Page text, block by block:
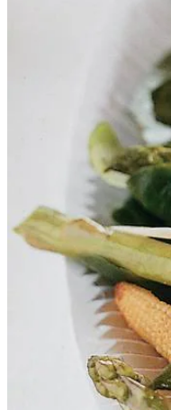
balsamicoazijn
grofgemalen zwarte peper
100 gpittige kaas